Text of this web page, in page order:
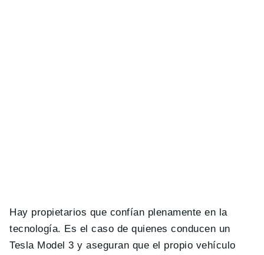
Hay propietarios que confían plenamente en la
tecnología. Es el caso de quienes conducen un
Tesla Model 3 y aseguran que el propio vehículo